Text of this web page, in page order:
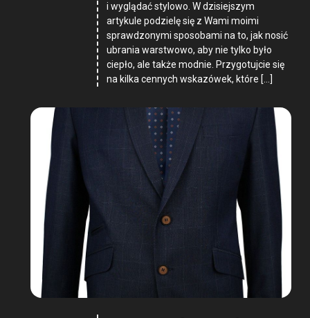
i wyglądać stylowo. W dzisiejszym
artykule podzielę się z Wami moimi
sprawdzonymi sposobami na to, jak nosić
ubrania warstwowo, aby nie tylko było
ciepło, ale także modnie. Przygotujcie się
na kilka cennych wskazówek, które […]